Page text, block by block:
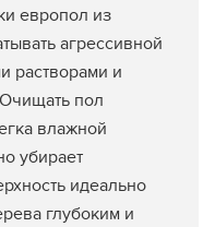
европол из
агрессивной
растворами и
пол
влажной
убирает
идеально
глубоким и